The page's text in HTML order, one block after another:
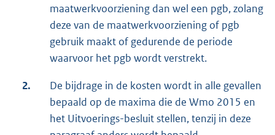
maatwerkvoorziening dan wel een pgb, zolang
deze van de maatwerkvoorziening of pgb
gebruik maakt of gedurende de periode
waarvoor het pgb wordt verstrekt.
2.
De bijdrage in de kosten wordt in alle gevallen
bepaald op de maxima die de Wmo 2015 en
het Uitvoerings-besluit stellen, tenzij in deze